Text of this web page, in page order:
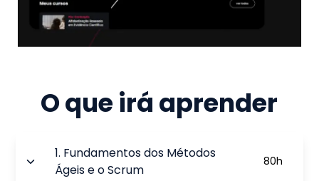
O que irá aprender
1. Fundamentos dos Métodos
Ágeis e o Scrum
80h